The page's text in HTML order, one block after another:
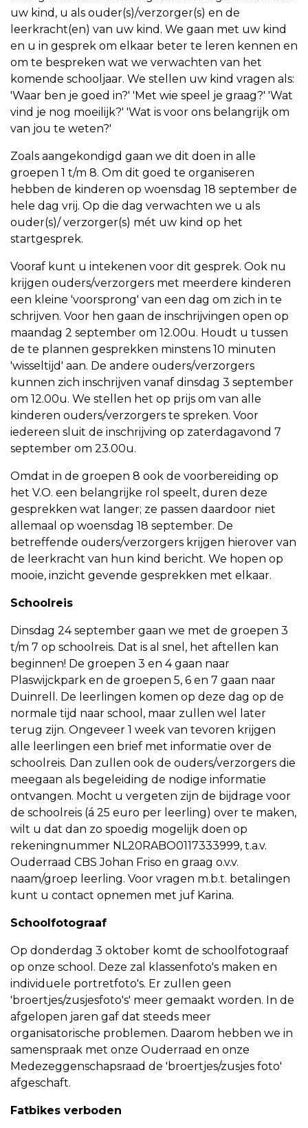
uw kind, u als ouder(s)/verzorger(s) en de
leerkracht(en) van uw kind. We gaan met uw kind
en u in gesprek om elkaar beter te leren kennen en
om te bespreken wat we verwachten van het
komende schooljaar. We stellen uw kind vragen als:
'Waar ben je goed in?' 'Met wie speel je graag?' 'Wat
vind je nog moeilijk?' 'Wat is voor ons belangrijk om
van jou te weten?'
Zoals aangekondigd gaan we dit doen in alle
groepen 1 t/m 8. Om dit goed te organiseren
hebben de kinderen op woensdag 18 september de
hele dag vrij. Op die dag verwachten we u als
ouder(s)/ verzorger(s) mét uw kind op het
startgesprek.
Vooraf kunt u intekenen voor dit gesprek. Ook nu
krijgen ouders/verzorgers met meerdere kinderen
een kleine 'voorsprong' van een dag om zich in te
schrijven. Voor hen gaan de inschrijvingen open op
maandag 2 september om 12.00u. Houdt u tussen
de te plannen gesprekken minstens 10 minuten
'wisseltijd' aan. De andere ouders/verzorgers
kunnen zich inschrijven vanaf dinsdag 3 september
om 12.00u. We stellen het op prijs om van alle
kinderen ouders/verzorgers te spreken. Voor
iedereen sluit de inschrijving op zaterdagavond 7
september om 23.00u.
Omdat in de groepen 8 ook de voorbereiding op
het V.O. een belangrijke rol speelt, duren deze
gesprekken wat langer; ze passen daardoor niet
allemaal op woensdag 18 september. De
betreffende ouders/verzorgers krijgen hierover van
de leerkracht van hun kind bericht. We hopen op
mooie, inzicht gevende gesprekken met elkaar.
Schoolreis
Dinsdag 24 september gaan we met de groepen 3
t/m 7 op schoolreis. Dat is al snel, het aftellen kan
beginnen! De groepen 3 en 4 gaan naar
Plaswijckpark en de groepen 5, 6 en 7 gaan naar
Duinrell. De leerlingen komen op deze dag op de
normale tijd naar school, maar zullen wel later
terug zijn. Ongeveer 1 week van tevoren krijgen
alle leerlingen een brief met informatie over de
schoolreis. Dan zullen ook de ouders/verzorgers die
meegaan als begeleiding de nodige informatie
ontvangen. Mocht u vergeten zijn de bijdrage voor
de schoolreis (á 25 euro per leerling) over te maken,
wilt u dat dan zo spoedig mogelijk doen op
rekeningnummer NL20RABO0117333999, t.a.v.
Ouderraad CBS Johan Friso en graag o.v.v.
naam/groep leerling. Voor vragen m.b.t. betalingen
kunt u contact opnemen met juf Karina.
Schoolfotograaf
Op donderdag 3 oktober komt de schoolfotograaf
op onze school. Deze zal klassenfoto's maken en
individuele portretfoto's. Er zullen geen
'broertjes/zusjesfoto's' meer gemaakt worden. In de
afgelopen jaren gaf dat steeds meer
organisatorische problemen. Daarom hebben we in
samenspraak met onze Ouderraad en onze
Medezeggenschapsraad de 'broertjes/zusjes foto'
afgeschaft.
Fatbikes verboden